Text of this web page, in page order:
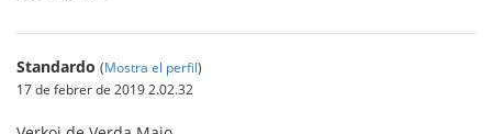
Standardo (Mostra el perfil)
17 de febrer de 2019 2.02.32